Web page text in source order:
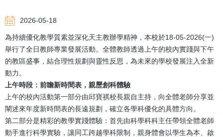
連
結
2026-05-18
為持續優化教學質素並深化天主教辦學精神，本校於18-05-2026(一)
舉行了全日教師專業發展活動。全體教師透過上午的校內實踐與下午
的教區盛事，結合理性規劃與靈性反思，為未來的學校發展注入全新
動力。
上午時段：前瞻新時間表，親歷創科體驗
上午的校內活動第一部分由邱寶祺校長親自主持，向全體老師分享並
闡述來年度新時間表的長遠規劃，確立各學科優化的具體方向。
第二部分是精彩的教學實踐體驗：首先由科學科科主任帶領全體老師
動手進行科學實驗，讓同工跨越學科限制，親身體會以學生為本、啟